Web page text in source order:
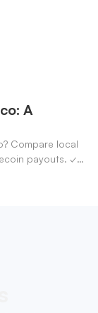
A
Compare local
payouts. ✓